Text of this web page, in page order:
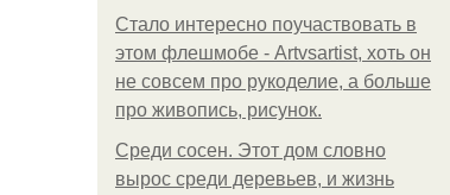
Стало интересно поучаствовать в
этом флешмобе - Artvsartist, хоть он
не совсем про рукоделие, а больше
про живопись, рисунок.
Среди сосен. Этот дом словно
вырос среди деревьев, и жизнь